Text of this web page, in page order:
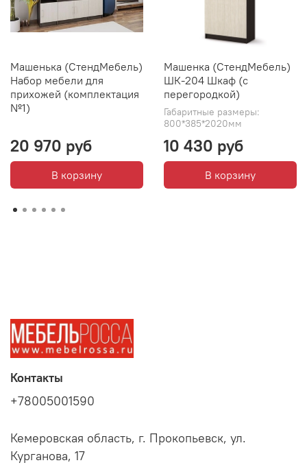
Машенька (СтендМебель)
Набор мебели для
прихожей (комплектация
№1)
20 970 руб
В корзину
Машенка (СтендМебель)
ШК-204 Шкаф (с
перегородкой)
Габаритные размеры:
800*385*2020мм
10 430 руб
В корзину
Контакты
+78005001590
Кемеровская область, г. Прокопьевск, ул.
Курганова, 17